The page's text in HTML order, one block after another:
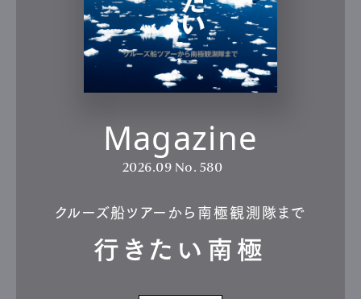
Magazine
2026.09 No. 580
クルーズ船ツアーから南極観測隊まで
行きたい南極